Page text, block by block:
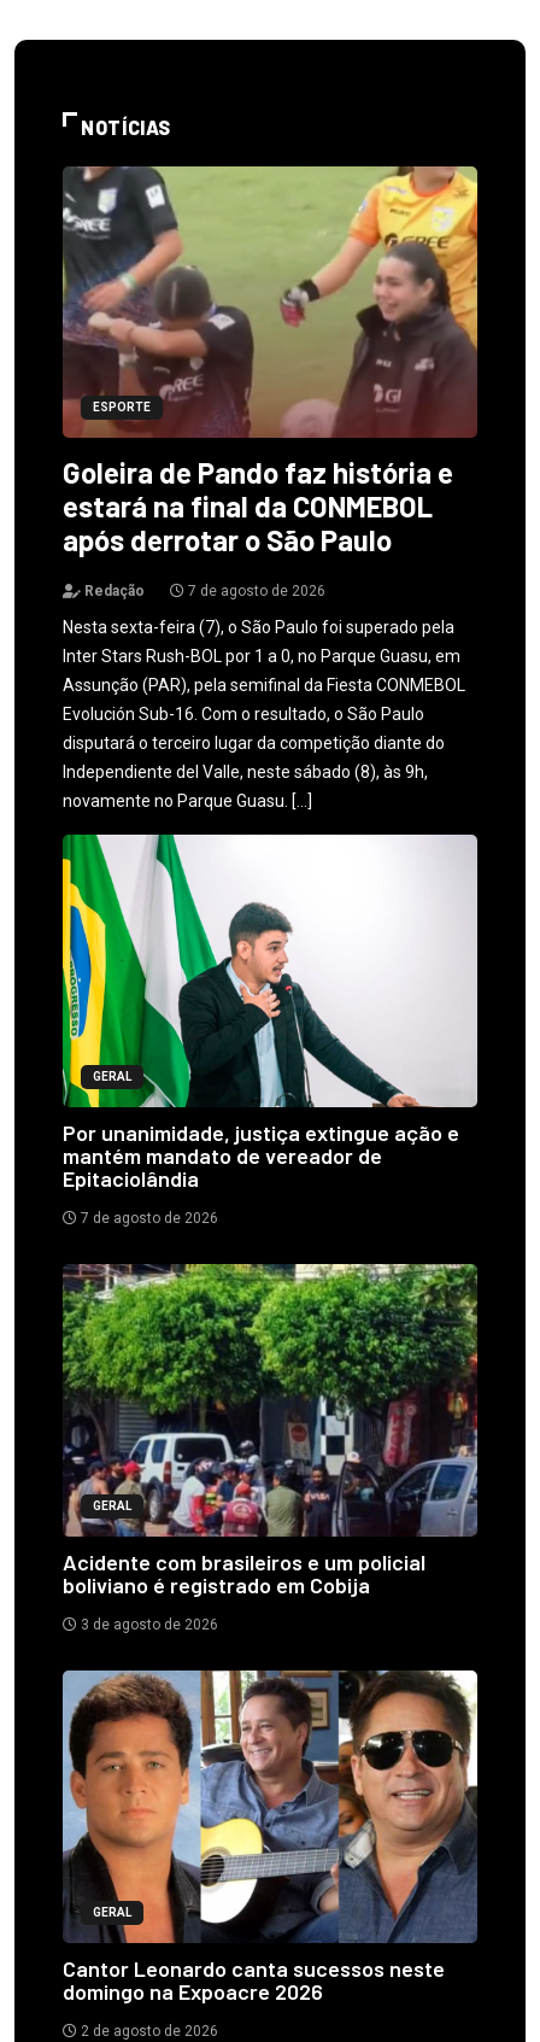
NOTÍCIAS
ESPORTE
Goleira de Pando faz história e
estará na final da CONMEBOL
após derrotar o São Paulo
Redação 7 de agosto de 2026
Nesta sexta-feira (7), o São Paulo foi superado pela
Inter Stars Rush-BOL por 1 a 0, no Parque Guasu, em
Assunção (PAR), pela semifinal da Fiesta CONMEBOL
Evolución Sub-16. Com o resultado, o São Paulo
disputará o terceiro lugar da competição diante do
Independiente del Valle, neste sábado (8), às 9h,
novamente no Parque Guasu. […]
GERAL
Por unanimidade, justiça extingue ação e
mantém mandato de vereador de
Epitaciolândia
7 de agosto de 2026
GERAL
Acidente com brasileiros e um policial
boliviano é registrado em Cobija
3 de agosto de 2026
GERAL
Cantor Leonardo canta sucessos neste
domingo na Expoacre 2026
2 de agosto de 2026